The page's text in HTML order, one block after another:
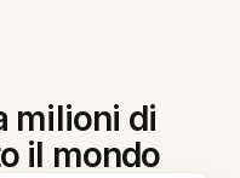
milioni di
il mondo